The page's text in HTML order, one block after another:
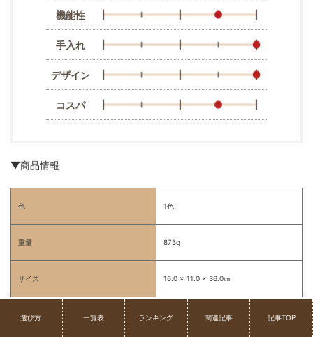
機能性
手入れ
デザイン
コスパ
▼商品情報
色 1色
重量 875g
サイズ 16.0 × 11.0 × 36.0㎝
選び方 一覧表 ランキング 関連記事 記事TOP